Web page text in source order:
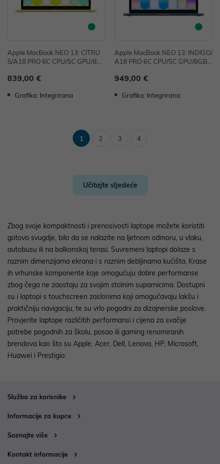
Apple MacBook NEO 13: CITRU
S/A18 PRO 6C CPU/5C GPU/8G
839,00 €
Grafika: Integrirana
Apple MacBook NEO 13: INDIGO/
A18 PRO 6C CPU/5C GPU/8GB/
949,00 €
Grafika: Integrirana
1 2 3 4
Učitajte sljedeće
Zbog svoje kompaktnosti i prenosivosti laptope možete koristiti
gotovo svugdje, bilo da se nalazite na ljetnom odmoru, u vlaku,
autobusu ili na balkonskoj terasi. Suvremeni laptopi dolaze s
raznim dimenzijama ekrana i s raznim debljinama kućišta. Krase
ih vrhunske komponente koje omogućuju dobre performanse
zbog čega ne zaostaju za svojim stolnim suparnicima. Dostupni
su i laptopi s touchscreen zaslonima koji omogućavaju lakšu i
praktičniju navigaciju, te su vrlo pogodni za dizajnerske poslove.
Provjerite laptope različitih performansi i cijena za svačije
potrebe pogodnih za školu, posao ili gaming renomiranih
brendova kao što su Apple, Acer, Dell, Lenovo, HP, Microsoft,
Huawei i Prestigio.
Služba za korisnike
Informacije za kupce
Saznajte više
Kontakt informacije